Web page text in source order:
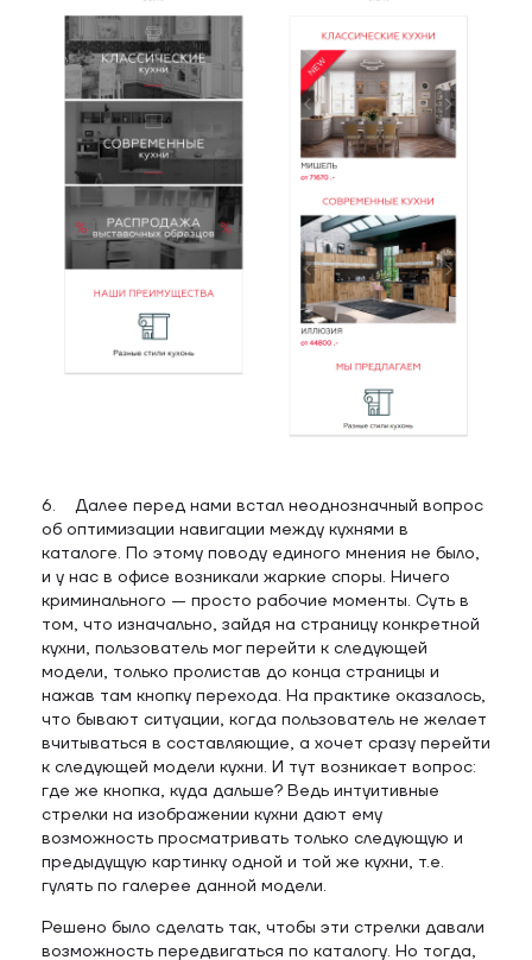
6. Далее перед нами встал неоднозначный вопрос
об оптимизации навигации между кухнями в
каталоге. По этому поводу единого мнения не было,
и у нас в офисе возникали жаркие споры. Ничего
криминального — просто рабочие моменты. Суть в
том, что изначально, зайдя на страницу конкретной
кухни, пользователь мог перейти к следующей
модели, только пролистав до конца страницы и
нажав там кнопку перехода. На практике оказалось,
что бывают ситуации, когда пользователь не желает
вчитываться в составляющие, а хочет сразу перейти
к следующей модели кухни. И тут возникает вопрос:
где же кнопка, куда дальше? Ведь интуитивные
стрелки на изображении кухни дают ему
возможность просматривать только следующую и
предыдущую картинку одной и той же кухни, т.е.
гулять по галерее данной модели.
Решено было сделать так, чтобы эти стрелки давали
возможность передвигаться по каталогу. Но тогда,